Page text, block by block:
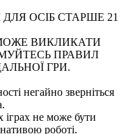
ОСІБ СТАРШЕ 21
ВИКЛИКАТИ
ПРАВИЛ
ГРИ.
негайно зверніться
іграх не може бути
роботі.